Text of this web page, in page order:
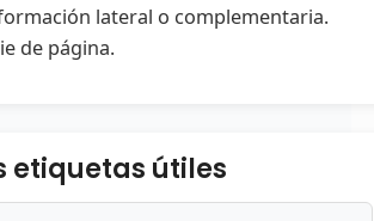
lateral o complementaria.
de página.
etiquetas útiles